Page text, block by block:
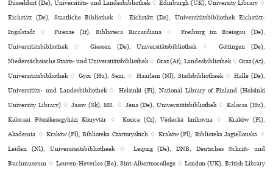
Düsseldorf (De), Universitäts- und Landesbibliothek ♢ Edinburgh (UK), University Library ♢
Eichstätt (De), Staatliche Bibliothek ♢ Eichstätt (De), Universitätsbibliothek Eichstätt-
Ingolstadt ♢ Firenze (It), Biblioteca Riccardiana ♢ Freiburg im Breisgau (De),
Universitätsbibliothek ♢ Giessen (De), Universitätsbibliothek ♢ Göttingen (De),
Niedersächsische Staats- und Universitätsbibliothek ♢ Graz (At), Landesbibliothek ♢ Graz (At),
Universitätsbibliothek ♢ Györ (Hu), Sem. ♢ Haarlem (Nl), Stadsbibliotheek ♢ Halle (De),
Universitäts- und Landesbibliothek ♢ Helsinki (Fi), National Library of Finland (Helsinki
University Library) ♢ Jasov (Sk), MS. ♢ Jena (De), Universitätsbibliothek ♢ Kalocsa (Hu),
Kalocsai Főszékesegyházi Könyvtár ♢ Kosice (Cz), Védecká kni­hovna ♢ Kraków (Pl),
Akademia ♢ Kraków (Pl), Biblioteka Czartoryskich ♢ Kraków (Pl), Biblioteka Jagiellonska ♢
Leiden (Nl), Universiteitsbibliotheek ♢ Leipzig (De), DNB, Deutsches Schrift- und
Buchmuseum ♢ Leuven-Heverlee (Be), Sint-Albertuscollege ♢ London (UK), British Library